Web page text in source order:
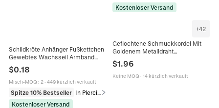
Kostenloser Versand
Schildkröte Anhänger Fußkettchen
Gewebtes Wachsseil Armband
Strand Boho Stil Schmuck Für
Damen Verstellbare Schnur
Sommer
$0.18
Misch-MOQ : 2· 449 kürzlich verkauft
Spitze 10% Bestseller
In Piercingschmuck
Kostenloser Versand
+42
Geflochtene Schmuckkordel Mit
Goldenem Metalldraht
Unelastische Schnur Für DIY
Armband Halskette
Quastenherstellung Handgedreht
$1.96
Keine MOQ · 14 kürzlich verkauft